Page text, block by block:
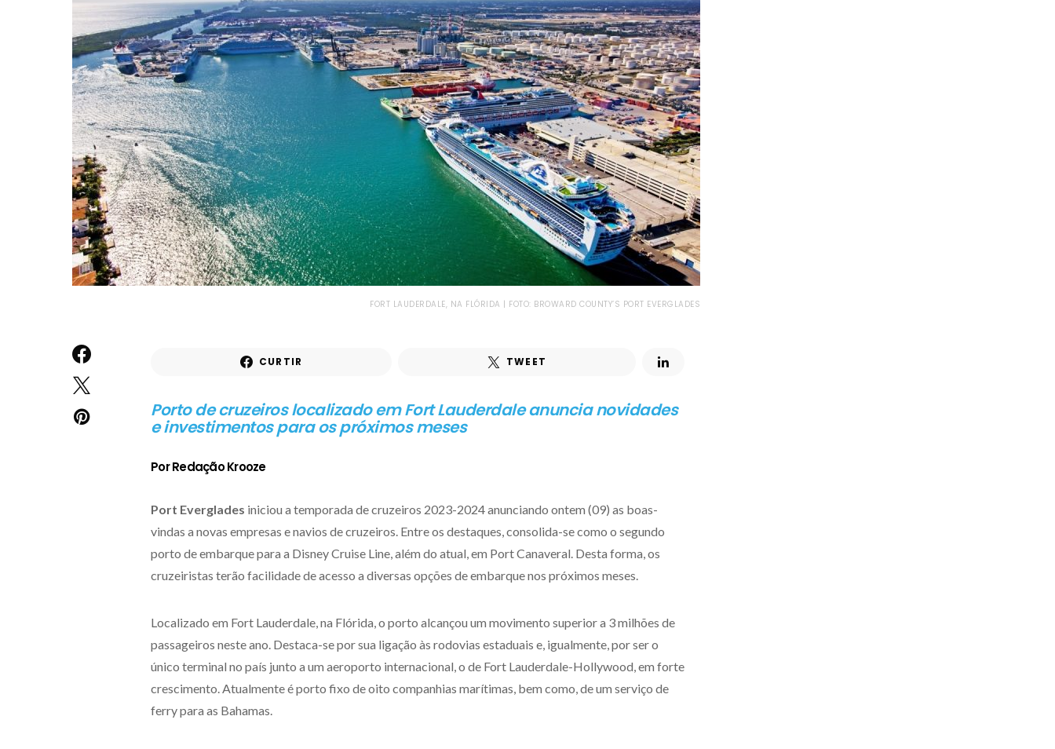
FORT LAUDERDALE, NA FLÓRIDA | FOTO: BROWARD COUNTY’S PORT EVERGLADES
CURTIR TWEET
Porto de cruzeiros localizado em Fort Lauderdale anuncia novidades
e investimentos para os próximos meses
Por Redação Krooze
Port Everglades iniciou a temporada de cruzeiros 2023-2024 anunciando ontem (09) as boas-
vindas a novas empresas e navios de cruzeiros. Entre os destaques, consolida-se como o segundo
porto de embarque para a Disney Cruise Line, além do atual, em Port Canaveral. Desta forma, os
cruzeiristas terão facilidade de acesso a diversas opções de embarque nos próximos meses.
Localizado em Fort Lauderdale, na Flórida, o porto alcançou um movimento superior a 3 milhões de
passageiros neste ano. Destaca-se por sua ligação às rodovias estaduais e, igualmente, por ser o
único terminal no país junto a um aeroporto internacional, o de Fort Lauderdale-Hollywood, em forte
crescimento. Atualmente é porto fixo de oito companhias marítimas, bem como, de um serviço de
ferry para as Bahamas.